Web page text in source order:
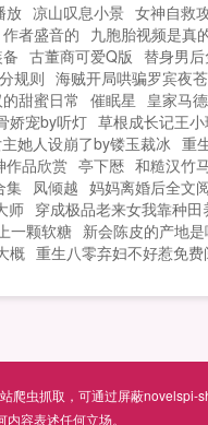
放 凉山叹息小景 女神自救
作者盛音的 九胞胎视频是真
古董商可爱Q版 替身男
规则 海贼开局哄骗罗宾夜苍
甜蜜日常 催眠星 皇家马
娇宠by听灯 草根成长记王
她人设崩了by镂玉裁冰 重
作品欣赏 亭下厯 和糙汉竹
集 凤倾越 妈妈离婚后全文
师 穿成极品老来女我靠种田
一颗软糖 新会陈皮的产地是
概 重生八零弃妇不好惹免费
虫抓取，可通过屏蔽novelspi-
容表述任何立场。